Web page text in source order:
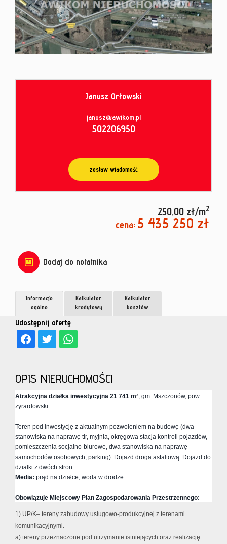
od
umowy
Janusz Orłowski
janusz@awikom.pl
502206950
zostaw wiadomość
250,00 zł/m2
cena: 5 435 250 zł
Dodaj do notatnika
Udostępnij ofertę
Informacje
ogólne
Kalkulator
kredytowy
Kalkulator
kosztów
OPIS NIERUCHOMOŚCI
Atrakcyjna działka inwestycyjna 21 741 m², gm. Mszczonów, pow.
żyrardowski.
Teren pod inwestycję z aktualnym pozwoleniem na budowę (dwa
stanowiska na naprawę tir, myjnia, okręgowa stacja kontroli pojazdów,
pomieszczenia socjalno-biurowe, dwa stanowiska na naprawę
samochodów osobowych, parking). Dojazd droga asfaltową. Dojazd do
działki z dwóch stron.
Media: prąd na działce, woda w drodze.
Obowiązuje Miejscowy Plan Zagospodarowania Przestrzennego:
1) UP/K– tereny zabudowy usługowo-produkcyjnej z terenami
komunikacyjnymi.
a) tereny przeznaczone pod utrzymanie istniejących oraz realizację